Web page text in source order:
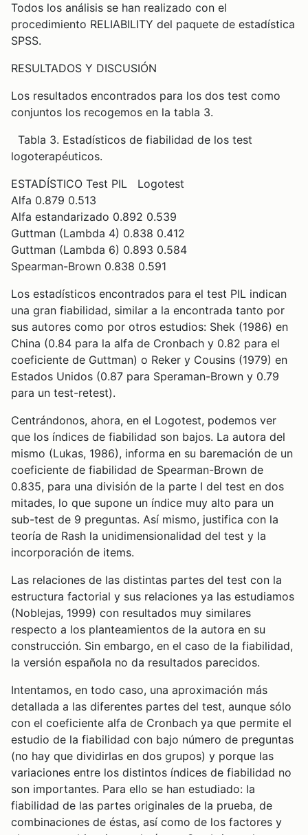
Todos los análisis se han realizado con el
procedimiento RELIABILITY del paquete de estadística
SPSS.
RESULTADOS Y DISCUSIÓN
Los resultados encontrados para los dos test como
conjuntos los recogemos en la tabla 3.
Tabla 3. Estadísticos de fiabilidad de los test
logoterapéuticos.
ESTADÍSTICO Test PIL Logotest
Alfa 0.879 0.513
Alfa estandarizado 0.892 0.539
Guttman (Lambda 4) 0.838 0.412
Guttman (Lambda 6) 0.893 0.584
Spearman-Brown 0.838 0.591
Los estadísticos encontrados para el test PIL indican
una gran fiabilidad, similar a la encontrada tanto por
sus autores como por otros estudios: Shek (1986) en
China (0.84 para la alfa de Cronbach y 0.82 para el
coeficiente de Guttman) o Reker y Cousins (1979) en
Estados Unidos (0.87 para Speraman-Brown y 0.79
para un test-retest).
Centrándonos, ahora, en el Logotest, podemos ver
que los índices de fiabilidad son bajos. La autora del
mismo (Lukas, 1986), informa en su baremación de un
coeficiente de fiabilidad de Spearman-Brown de
0.835, para una división de la parte I del test en dos
mitades, lo que supone un índice muy alto para un
sub-test de 9 preguntas. Así mismo, justifica con la
teoría de Rash la unidimensionalidad del test y la
incorporación de items.
Las relaciones de las distintas partes del test con la
estructura factorial y sus relaciones ya las estudiamos
(Noblejas, 1999) con resultados muy similares
respecto a los planteamientos de la autora en su
construcción. Sin embargo, en el caso de la fiabilidad,
la versión española no da resultados parecidos.
Intentamos, en todo caso, una aproximación más
detallada a las diferentes partes del test, aunque sólo
con el coeficiente alfa de Cronbach ya que permite el
estudio de la fiabilidad con bajo número de preguntas
(no hay que dividirlas en dos grupos) y porque las
variaciones entre los distintos índices de fiabilidad no
son importantes. Para ello se han estudiado: la
fiabilidad de las partes originales de la prueba, de
combinaciones de éstas, así como de los factores y